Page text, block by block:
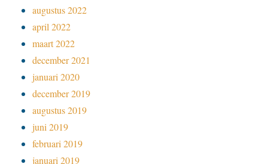
augustus 2022
april 2022
maart 2022
december 2021
januari 2020
december 2019
augustus 2019
juni 2019
februari 2019
januari 2019